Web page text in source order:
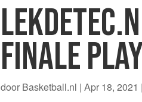
FINALE
door Basketball.nl |Apr 18, 2021 |